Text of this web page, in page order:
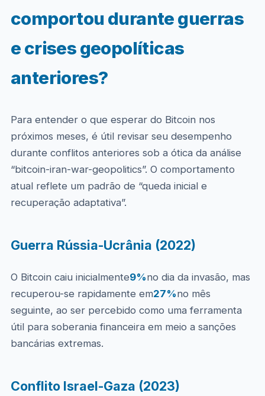
comportou durante guerras
e crises geopolíticas
anteriores?
Para entender o que esperar do Bitcoin nos
próximos meses, é útil revisar seu desempenho
durante conflitos anteriores sob a ótica da análise
“bitcoin-iran-war-geopolitics”. O comportamento
atual reflete um padrão de “queda inicial e
recuperação adaptativa”.
Guerra Rússia-Ucrânia (2022)
O Bitcoin caiu inicialmente9%no dia da invasão, mas
recuperou-se rapidamente em27%no mês
seguinte, ao ser percebido como uma ferramenta
útil para soberania financeira em meio a sanções
bancárias extremas.
Conflito Israel-Gaza (2023)